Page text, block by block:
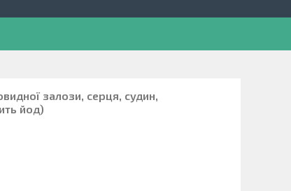
залози, серця, судин,
йод)